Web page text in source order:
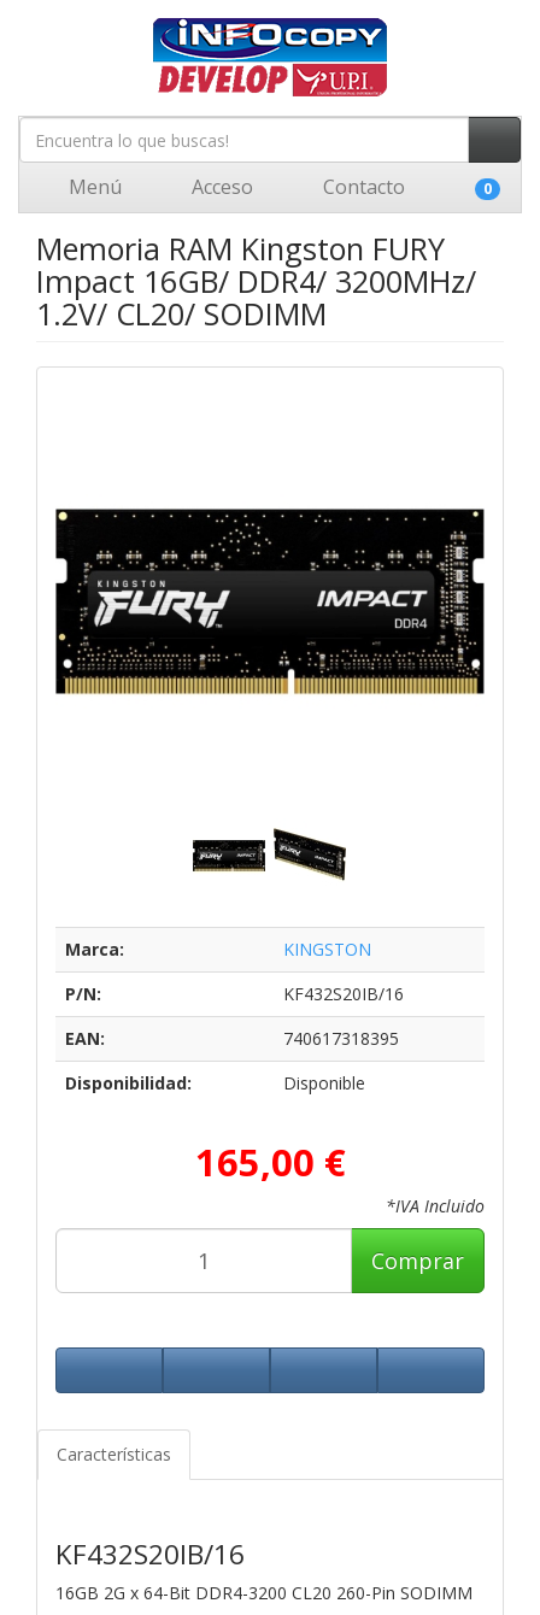
Menú Acceso Contacto 0
Memoria RAM Kingston FURY
Impact 16GB/ DDR4/ 3200MHz/
1.2V/ CL20/ SODIMM
Marca:
KINGSTON
P/N:
KF432S20IB/16
EAN:
740617318395
Disponibilidad:
Disponible
165,00 €
*IVA Incluido
Comprar
Características
KF432S20IB/16
16GB 2G x 64-Bit DDR4-3200 CL20 260-Pin SODIMM